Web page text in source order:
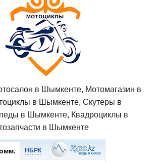
в Шымкенте, Мотомагазин в
в Шымкенте, Скутеры в
в Шымкенте, Квадроциклы в
в Шымкенте